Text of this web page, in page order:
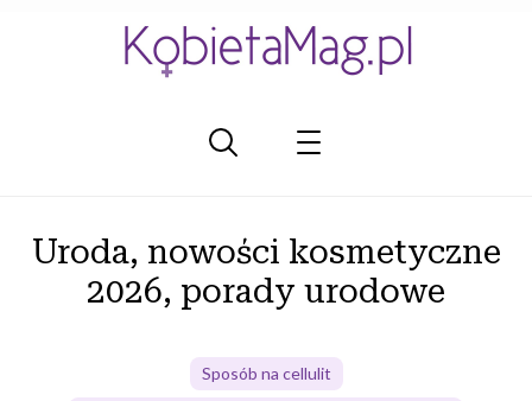
Uroda, nowości kosmetyczne
2026, porady urodowe
Sposób na cellulit